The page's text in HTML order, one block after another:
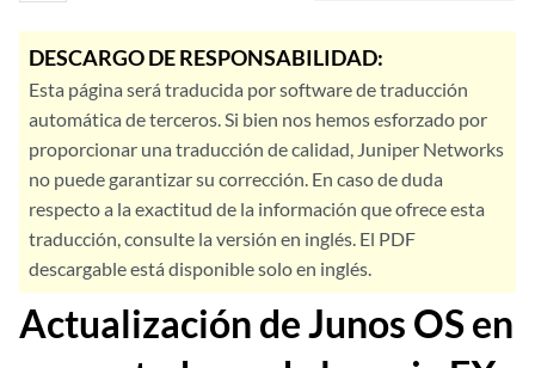
DESCARGO DE RESPONSABILIDAD:
Esta página será traducida por software de traducción
automática de terceros. Si bien nos hemos esforzado por
proporcionar una traducción de calidad, Juniper Networks
no puede garantizar su corrección. En caso de duda
respecto a la exactitud de la información que ofrece esta
traducción, consulte la versión en inglés. El PDF
descargable está disponible solo en inglés.
Actualización de Junos OS en